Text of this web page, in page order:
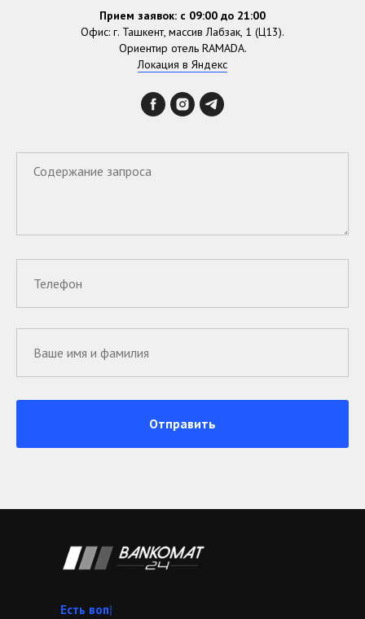
Прием заявок: с 09:00 до 21:00
Офис: г. Ташкент, массив Лабзак, 1 (Ц13).
Ориентир отель RAMADA.
Локация в Яндекс
Отправить
Звоните|